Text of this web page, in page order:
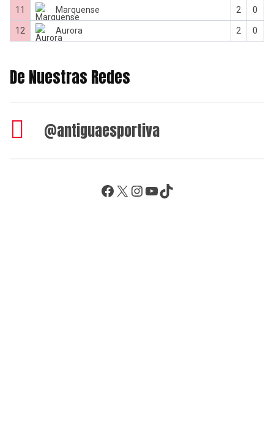
11 Marquense 2 0
12 Aurora 2 0
De Nuestras Redes
@antiguaesportiva
Facebook
X Instagram
YouTube
TikTok